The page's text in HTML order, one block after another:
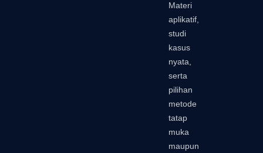
Materi
aplikatif,
studi
kasus
nyata,
serta
pilihan
metode
tatap
muka
maupun